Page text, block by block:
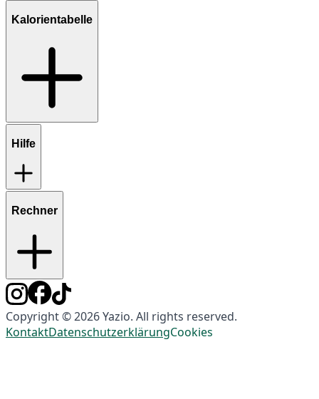
Kalorientabelle
Hilfe
Rechner
Copyright © 2026 Yazio. All rights reserved.
KontaktDatenschutzerklärungCookies